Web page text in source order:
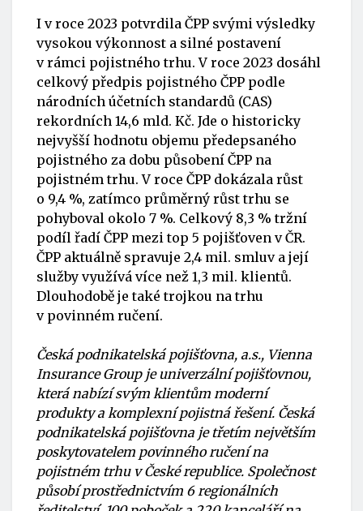
I v roce 2023 potvrdila ČPP svými výsledky
vysokou výkonnost a silné postavení
v rámci pojistného trhu. V roce 2023 dosáhl
celkový předpis pojistného ČPP podle
národních účetních standardů (CAS)
rekordních 14,6 mld. Kč. Jde o historicky
nejvyšší hodnotu objemu předepsaného
pojistného za dobu působení ČPP na
pojistném trhu. V roce ČPP dokázala růst
o 9,4 %, zatímco průměrný růst trhu se
pohyboval okolo 7 %. Celkový 8,3 % tržní
podíl řadí ČPP mezi top 5 pojišťoven v ČR.
ČPP aktuálně spravuje 2,4 mil. smluv a její
služby využívá více než 1,3 mil. klientů.
Dlouhodobě je také trojkou na trhu
v povinném ručení.
Česká podnikatelská pojišťovna, a.s., Vienna
Insurance Group je univerzální pojišťovnou,
která nabízí svým klientům moderní
produkty a komplexní pojistná řešení. Česká
podnikatelská pojišťovna je třetím největším
poskytovatelem povinného ručení na
pojistném trhu v České republice. Společnost
působí prostřednictvím 6 regionálních